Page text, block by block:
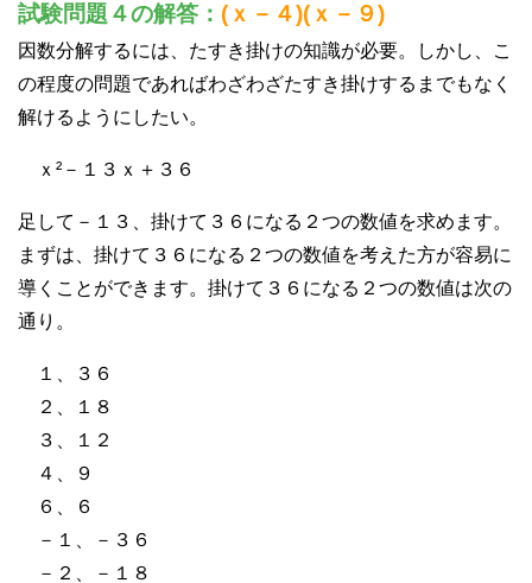
試験問題４の解答： (ｘ－４)(ｘ－９)
因数分解するには、たすき掛けの知識が必要。しかし、こ
の程度の問題であればわざわざたすき掛けするまでもなく
解けるようにしたい。
ｘ²－１３ｘ＋３６
足して－１３、掛けて３６になる２つの数値を求めます。
まずは、掛けて３６になる２つの数値を考えた方が容易に
導くことができます。掛けて３６になる２つの数値は次の
通り。
１、３６
２、１８
３、１２
４、９
６、６
－１、－３６
－２、－１８